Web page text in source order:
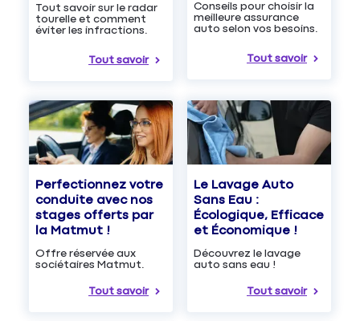
Tout savoir sur le radar
tourelle et comment
éviter les infractions.
Tout savoir
Conseils pour choisir la
meilleure assurance
auto selon vos besoins.
Tout savoir
Perfectionnez votre
conduite avec nos
stages offerts par
la Matmut !
Offre réservée aux
sociétaires Matmut.
Tout savoir
Le Lavage Auto
Sans Eau :
Écologique, Efficace
et Économique !
Découvrez le lavage
auto sans eau !
Tout savoir